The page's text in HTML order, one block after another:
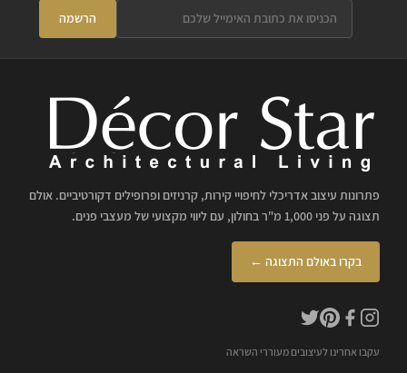
הרשמה
פתרונות עיצוב אדריכלי לחיפויי קירות, קרניזים ופרופילים דקורטיביים. אולם
תצוגה על פני 1,000 מ"ר בחולון, עם ליווי מקצועי של מעצבי פנים.
בקרו באולם התצוגה ←
עקבו אחרינו לעיצובים מעוררי השראה